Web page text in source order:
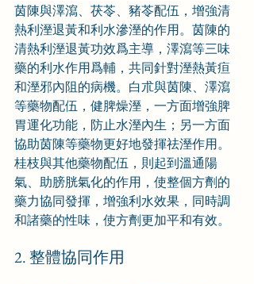
茵陳與澤瀉、茯苓、豬苓配伍，增強清
熱利溼退黃和利水滲溼的作用。茵陳的
清熱利溼退黃功效爲主導，澤瀉等三味
藥的利水作用爲輔，共同針對溼熱黃疸
和溼邪內阻的病機。白朮與茵陳、澤瀉
等藥物配伍，健脾燥溼，一方面增強脾
胃運化功能，防止水溼內生；另一方面
協助茵陳等藥物更好地發揮祛溼作用。
桂枝與其他藥物配伍，則起到溫通陽
氣、助膀胱氣化的作用，使整個方劑的
藥力協同發揮，增強利水效果，同時調
和諸藥的性味，使方劑更加平和有效。
2. 整體協同作用